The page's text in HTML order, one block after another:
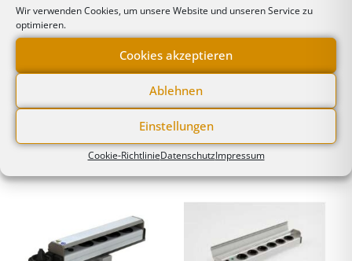
Wir verwenden Cookies, um unsere Website und unseren Service zu
optimieren.
Cookies akzeptieren
Ablehnen
Einstellungen
Cookie-RichtlinieDatenschutzImpressum
von Patienten geöffnet werden.